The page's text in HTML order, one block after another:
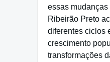
essas
Ribeirão Preto
diferentes ciclos
crescimento
transformações